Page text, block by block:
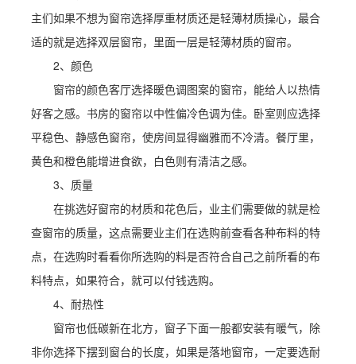
主们如果不想为窗帘选择厚重材质还是轻薄材质操心，最合
适的就是选择双层窗帘，里面一层是轻薄材质的窗帘。
2、颜色
窗帘的颜色客厅选择暖色调图案的窗帘，能给人以热情
好客之感。书房的窗帘以中性偏冷色调为佳。卧室则应选择
平稳色、静感色窗帘，使房间显得幽雅而不冷清。餐厅里，
黄色和橙色能增进食欲，白色则有清洁之感。
3、质量
在挑选好窗帘的材质和花色后，业主们需要做的就是检
查窗帘的质量，这点需要业主们在选购前查看各种布料的特
点，在选购时看看你所选购的料是否符合自己之前所看的布
料特点，如果符合，就可以付钱选购。
4、耐热性
窗帘也低碳新在北方，窗子下面一般都安装有暖气，除
非你选择下摆到窗台的长度，如果是落地窗帘，一定要选耐